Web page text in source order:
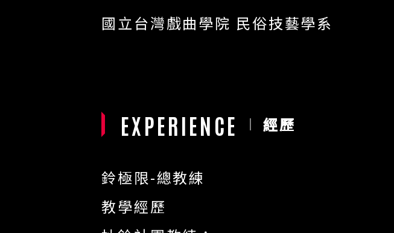
國立台灣戲曲學院 民俗技藝學系
EXPERIENCE 經歷
鈴極限-總教練
教學經歷